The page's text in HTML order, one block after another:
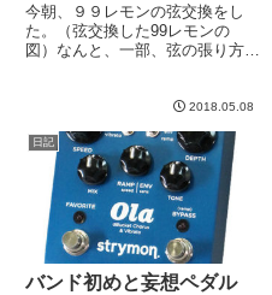
今朝、９９レモンの弦交換をし
た。（弦交換した99レモンの
図）なんと、一部、弦の張り方、
のかw３弦だけ、どういうわけ
か、ペグを逆に巻いてしまいまし
た。もっとも２弦を張るときに、
妙なの...
2018.05.08
日記
バンド初めと妄想ペダル